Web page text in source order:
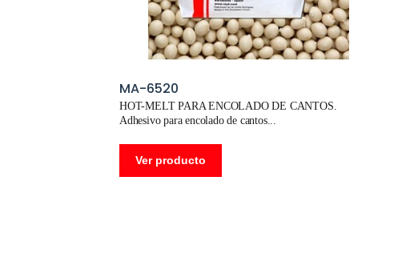
MA-6520
HOT-MELT PARA ENCOLADO DE CANTOS.
Adhesivo para encolado de cantos
Ver producto